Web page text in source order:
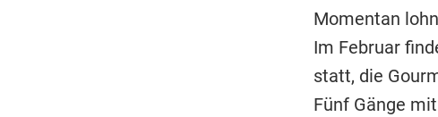
Momentan
Im Februar
statt, die
Fünf Gänge